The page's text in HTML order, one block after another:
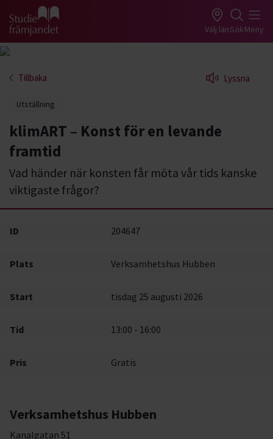
Gå till studiefrämjandets startsida Välj länSökMeny
Tillbaka Lyssna
Utställning
klimART – Konst för en levande
framtid
Vad händer när konsten får möta vår tids kanske
viktigaste frågor?
ID 204647
Plats Verksamhetshus Hubben
Start tisdag 25 augusti 2026
Tid 13:00 - 16:00
Pris Gratis
Verksamhetshus Hubben
Kanalgatan 51